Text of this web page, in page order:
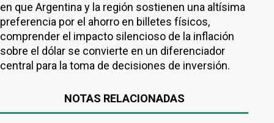
en que Argentina y la región sostienen una altísima
preferencia por el ahorro en billetes físicos,
comprender el impacto silencioso de la inflación
sobre el dólar se convierte en un diferenciador
central para la toma de decisiones de inversión.
NOTAS RELACIONADAS